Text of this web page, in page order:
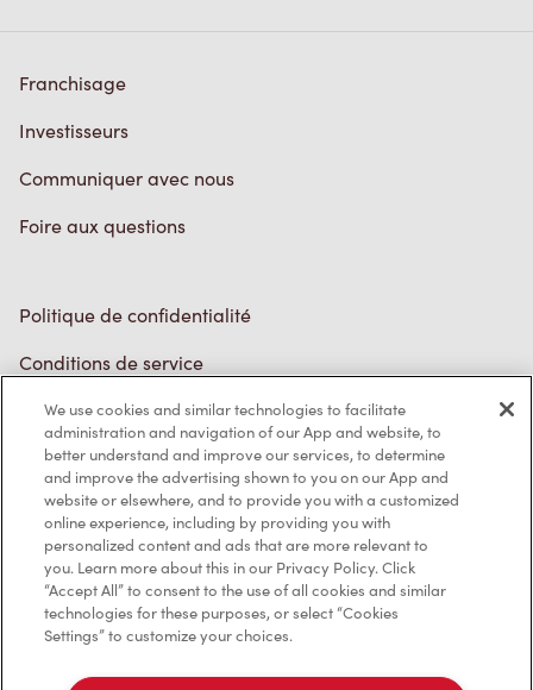
Investisseurs
Communiquer avec nous
Foire aux questions
Conditions de service
Marques de commerce
Accessibilité
Diagnostic
Contactez-nous
We use cookies and similar technologies to facilitate
administration and navigation of our App and website, to
better understand and improve our services, to determine
and improve the advertising shown to you on our App and
website or elsewhere, and to provide you with a customized
online experience, including by providing you with
personalized content and ads that are more relevant to
you. Learn more about this in our Privacy Policy. Click
“Accept All” to consent to the use of all cookies and similar
technologies for these purposes, or select “Cookies
Settings” to customize your choices.